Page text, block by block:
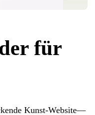
für
Kunst-Website—